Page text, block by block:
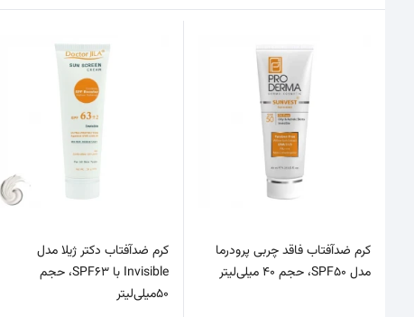
کرم ضدآفتاب فاقد چربی پرودرما
مدل SPF50، حجم 40 میلی‌لیتر
کرم ضدآفتاب دکتر ژیلا مدل
Invisible با SPF63، حجم
50میلی‌لیتر